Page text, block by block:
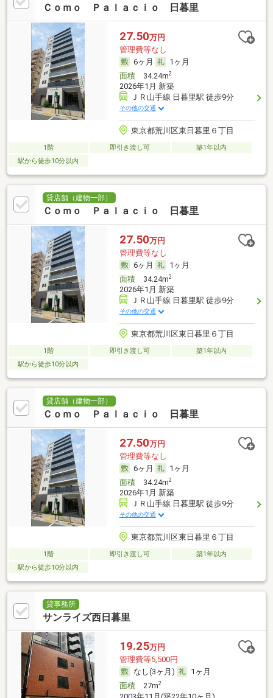
Ｃｏｍｏ Ｐａｌａｃｉｏ 日暮里
27.50万円
管理費等なし
6ヶ月
1ヶ月
面積34.24m2
2026年1月 新築
ＪＲ山手線 日暮里駅 徒歩9分
その他の交通
東京都荒川区東日暮里６丁目
1階 即引き渡し可
築1年以内
駅から徒歩10分以内
貸店舗（建物一部）
Ｃｏｍｏ Ｐａｌａｃｉｏ 日暮里
27.50万円
管理費等なし
6ヶ月
1ヶ月
面積34.24m2
2026年1月 新築
ＪＲ山手線 日暮里駅 徒歩9分
その他の交通
東京都荒川区東日暮里６丁目
1階 即引き渡し可
築1年以内
駅から徒歩10分以内
貸店舗（建物一部）
Ｃｏｍｏ Ｐａｌａｃｉｏ 日暮里
27.50万円
管理費等なし
6ヶ月
1ヶ月
面積34.24m2
2026年1月 新築
ＪＲ山手線 日暮里駅 徒歩9分
その他の交通
東京都荒川区東日暮里６丁目
1階 即引き渡し可
築1年以内
駅から徒歩10分以内
貸事務所
サンライズ西日暮里
19.25万円
管理費等5,500円
なし(3ヶ月)
1ヶ月
面積27m2